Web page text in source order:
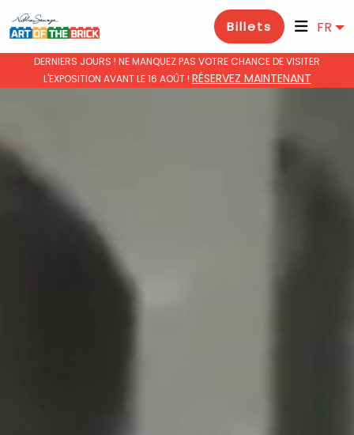
Billets FR
DERNIERS JOURS ! NE MANQUEZ PAS VOTRE CHANCE DE VISITER
L'EXPOSITION AVANT LE 16 AOÛT ! RÉSERVEZ MAINTENANT